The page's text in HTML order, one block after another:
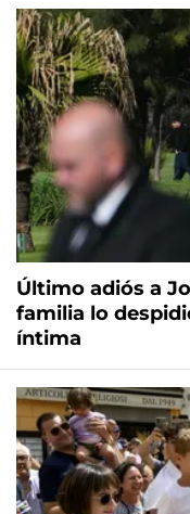
Último adiós a
familia lo
íntima